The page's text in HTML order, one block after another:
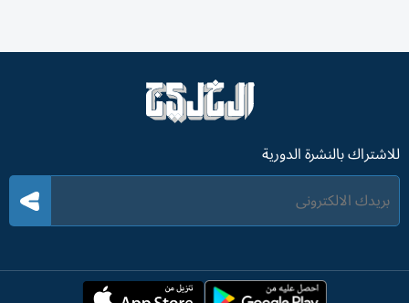
للاشتراك بالنشرة الدورية